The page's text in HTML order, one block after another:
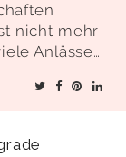
nicht mehr
Anlässe…